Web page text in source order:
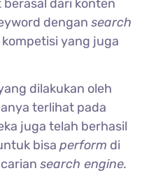
dari konten
dengansearch
yang juga
dilakukan oleh
terlihat pada
juga telah berhasil
bisaperform di
search engine.